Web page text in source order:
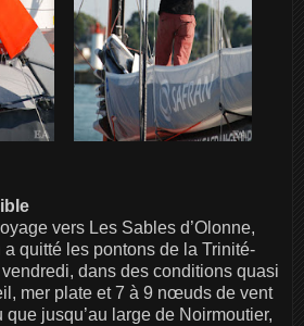
vers Les Sables d’Olonne,
a quitté les pontons de la Trinité-
dans des conditions quasi
mer plate et 7 à 9 nœuds de vent
que jusqu’au large de Noirmoutier,